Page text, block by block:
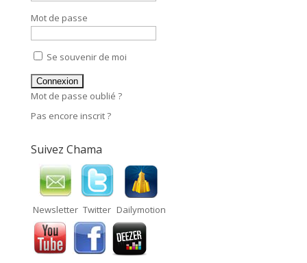
Mot de passe
Se souvenir de moi
Mot de passe oublié ?
Pas encore inscrit ?
Suivez Chama
Newsletter Twitter Dailymotion